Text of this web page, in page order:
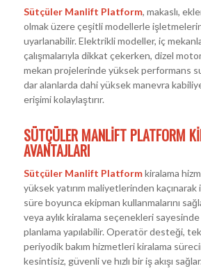
Sütçüler Manlift Platform, makaslı,
olmak üzere çeşitli modellerle
uyarlanabilir. Elektrikli modeller, iç
çalışmalarıyla dikkat çekerken, dizel
mekan projelerinde yüksek performans
dar alanlarda dahi yüksek manevra
erişimi kolaylaştırır.
SÜTÇÜLER MANLIFT PLATFORM
AVANTAJLARI
Sütçüler Manlift Platformkiralama
yüksek yatırım maliyetlerinden kaçınarak
süre boyunca ekipman kullanmalarını
veya aylık kiralama seçenekleri
planlama yapılabilir. Operatör desteği,
periyodik bakım hizmetleri kiralama
kesintisiz, güvenli ve hızlı bir iş akışı